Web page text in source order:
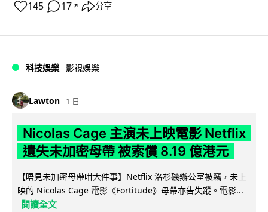
145 17 ↗ 分享
科技娛樂 影視娛樂
Lawton 1 日
Nicolas Cage 主演未上映電影 Netflix
遺失未加密母帶 被索償 8.19 億港元
【唔見未加密母帶咁大件事】Netflix 洛杉磯辦公室被竊，未上
映的 Nicolas Cage 電影《Fortitude》母帶亦告失蹤。電影...
閱讀全文